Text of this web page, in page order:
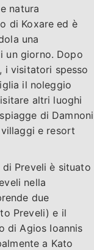
natura
di Koxare ed è
una
un giorno. Dopo
, i visitatori spesso
il noleggio
altri luoghi
di Damnoni
e resort
di Preveli è situato
nella
due
Preveli) e il
di Agios Ioannis
a Kato